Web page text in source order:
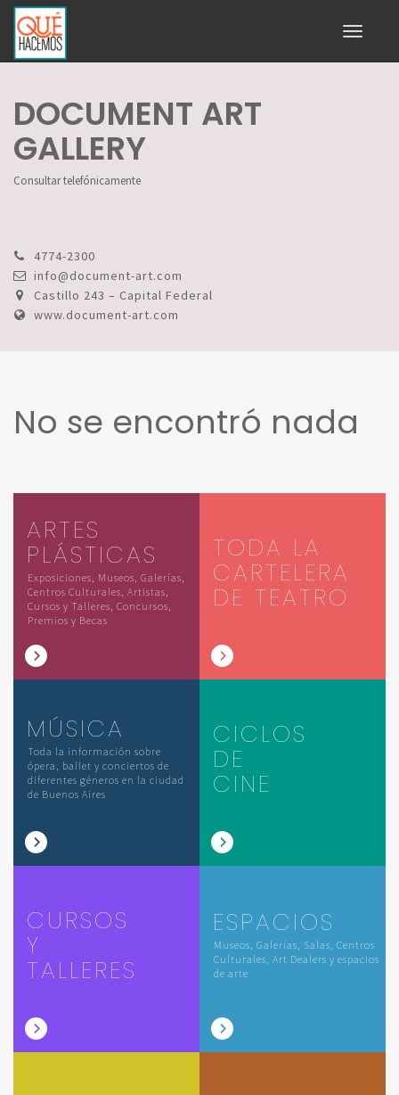
Toggle
DOCUMENT ART
GALLERY
Consultar telefónicamente
4774-2300
info@document-art.com
Castillo 243 – Capital Federal
www.document-art.com
No se encontró nada
ARTES
PLÁSTICAS
Exposiciones, Museos, Galerías,
Centros Culturales, Artistas,
Cursos y Talleres, Concursos,
Premios y Becas
TODA LA
CARTELERA
DE TEATRO
MÚSICA
Toda la información sobre
ópera, ballet y conciertos de
diferentes géneros en la ciudad
de Buenos Aires
CICLOS
DE
CINE
CURSOS
Y
TALLERES
ESPACIOS
Museos, Galerías, Salas, Centros
Culturales, Art Dealers y espacios
de arte